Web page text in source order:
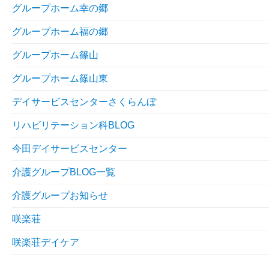
グループホーム幸の郷
グループホーム福の郷
グループホーム篠山
グループホーム篠山東
デイサービスセンターさくらんぼ
リハビリテーション科BLOG
今田デイサービスセンター
介護グループBLOG一覧
介護グループお知らせ
咲楽荘
咲楽荘デイケア